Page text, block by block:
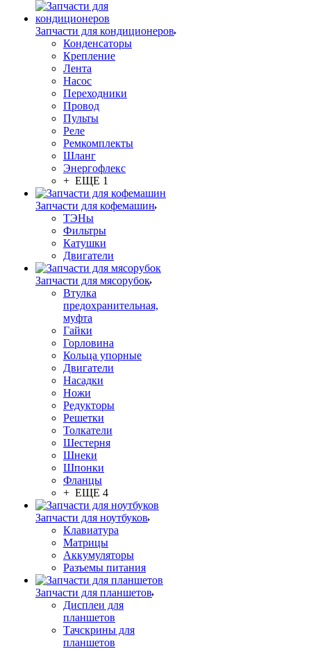
Запчасти для кондиционеров
Конденсаторы
Крепление
Лента
Насос
Переходники
Провод
Пульты
Реле
Ремкомплекты
Шланг
Энергофлекс
+ ЕЩЕ 1
Запчасти для кофемашин
ТЭНы
Фильтры
Катушки
Двигатели
Запчасти для мясорубок
Втулка
предохранительная,
муфта
Гайки
Горловина
Кольца упорные
Двигатели
Насадки
Ножи
Редукторы
Решетки
Толкатели
Шестерня
Шнеки
Шпонки
Фланцы
+ ЕЩЕ 4
Запчасти для ноутбуков
Клавиатура
Матрицы
Аккумуляторы
Разъемы питания
Запчасти для планшетов
Дисплеи для
планшетов
Тачскрины для
планшетов